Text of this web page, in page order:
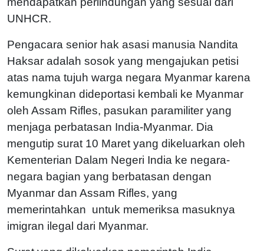
UNHCR.
Pengacara senior hak asasi manusia Nandita
Haksar adalah sosok yang mengajukan petisi
atas nama tujuh warga negara Myanmar karena
kemungkinan dideportasi kembali ke Myanmar
oleh Assam Rifles, pasukan paramiliter yang
menjaga perbatasan India-Myanmar. Dia
mengutip surat 10 Maret yang dikeluarkan oleh
Kementerian Dalam Negeri India ke negara-
negara bagian yang berbatasan dengan
Myanmar dan Assam Rifles, yang
memerintahkan untuk memeriksa masuknya
imigran ilegal dari Myanmar.